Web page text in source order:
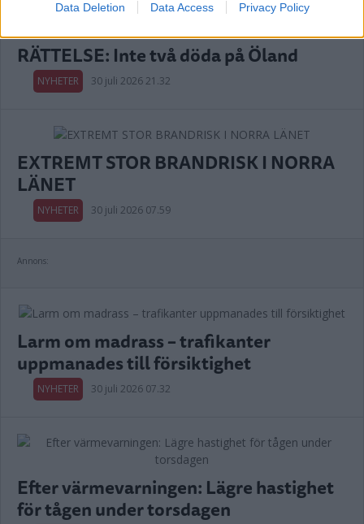
Data Deletion Data Access Privacy Policy
RÄTTELSE: Inte två döda på Öland
NYHETER 30 juli 2026 21.32
EXTREMT STOR BRANDRISK I NORRA
LÄNET
NYHETER 30 juli 2026 07.59
Annons:
Larm om madrass – trafikanter
uppmanades till försiktighet
NYHETER 30 juli 2026 07.32
Efter värmevarningen: Lägre hastighet
för tågen under torsdagen